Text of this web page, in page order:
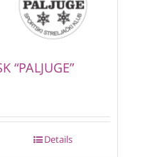
“PALJUGE”
Details